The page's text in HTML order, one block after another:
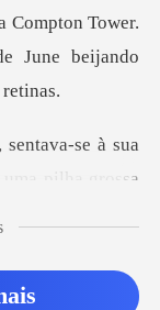
ower.
June beij
ntava-se à sua